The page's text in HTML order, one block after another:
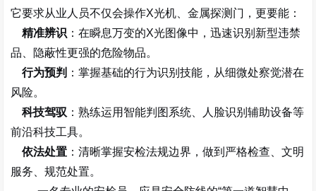
它要求从业人员不仅会操作X光机、金属探测门，更要能：
精准辨识 ：在瞬息万变的X光图像中，迅速识别新型违禁
品、隐蔽性更强的危险物品。
行为预判 ：掌握基础的行为识别技能，从细微处察觉潜在
风险。
科技驾驭 ：熟练运用智能判图系统、人脸识别辅助设备等
前沿科技工具。
依法处置 ：清晰掌握安检法规边界，做到严格检查、文明
服务、规范处置。